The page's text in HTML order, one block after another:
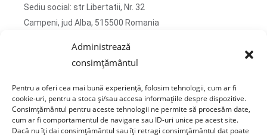
Administrează
consimțământul
Pentru a oferi cea mai bună experiență, folosim tehnologii, cum ar fi
cookie-uri, pentru a stoca și/sau accesa informațiile despre dispozitive.
Consimțământul pentru aceste tehnologii ne permite să procesăm date,
cum ar fi comportamentul de navigare sau ID-uri unice pe acest site.
Dacă nu îți dai consimțământul sau îți retragi consimțământul dat poate
Sediu social: str Libertatii, Nr. 32
Campeni, jud Alba, 515500 Romania
Adresa corespondenta: str Turzii, Nr. 13
tel: 0750 470 822
email: contact@sticlafar.ro